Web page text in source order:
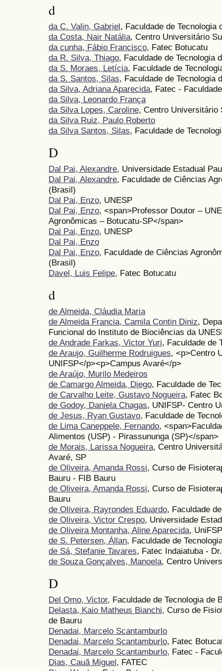
d
da C. Valin, Gabriel, Faculdade de Tecnologia
da Costa, Nair Natália, Centro Universitário
da cunha, Fábio Francisco, Fatec Botucatu
da R. Silva, Thiago, Faculdade de Tecnologia
da S. Moraes, Letícia, Faculdade de
da S. Santos, Silas, Faculdade de Tecnologia
da Silva, Adriana Aparecida, Fatec -
da Silva, Leonardo França
da Silva Lopes, Caroline, Centro Universitário
da Silva Ruiz, Paulo Roberto
da Silva Santos, Silas, Faculdade de
D
Dal Pai, Alexandre, Universidade Estadual
Dal Pai, Alexandre, Faculdade de Ciências
(Brasil)
Dal Pai, Enzo, UNESP
Dal Pai, Enzo, <span>Professor Doutor –
Agronômicas – Botucatu-SP</span>
Dal Pai, Enzo, UNESP
Dal Pai, Enzo
Dal Pai, Enzo, Faculdade de Ciências
(Brasil)
Davel, Luis Felipe, Fatec Botucatu
d
de Almeida, Cláudia Maria
de Almeida Francia, Camila Contin Diniz,
Funcional do Instituto de Biociências da
de Andrade Farkas, Victor Yuri, Faculdade de
de Araujo, Guilherme Rodruigues, <p>Centro
UNIFSP</p><p>Campus Avaré</p>
de Araújo, Murilo Medeiros
de Camargo Almeida, Diego, Faculdade de
de Carvalho Leite, Gustavo Nogueira, Fatec
de Godoy, Daniela Chagas, UNIFSP- Centro
de Jesus, Ryan Gustavo, Faculdade de
de Lima Caneppele, Fernando,
Alimentos (USP) - Pirassununga (SP)</span>
de Morais, Larissa Nogueira, Centro
Avaré, SP
de Oliveira, Amanda Rossi, Curso de
Bauru - FIB Bauru
de Oliveira, Amanda Rossi, Curso de
Bauru
de Oliveira, Rayrondes Eduardo, Faculdade
de Oliveira, Victor Crespo, Universidade
de Oliveira Montanha, Aline Aparecida,
de S. Petersen, Állan, Faculdade de
de Sá, Stefanie Tavares, Fatec Indaiatuba -
de Souza Gonçalves, Manoela, Centro
D
Del Omo, Victor, Faculdade de Tecnologia de
Delasta, Kaio Matheus Bianchi, Curso de
de Bauru
Denadai, Marcelo Scantamburlo
Denadai, Marcelo Scantamburlo, Fatec
Denadai, Marcelo Scantamburlo, Fatec -
Dias, Cauã Miguel, FATEC